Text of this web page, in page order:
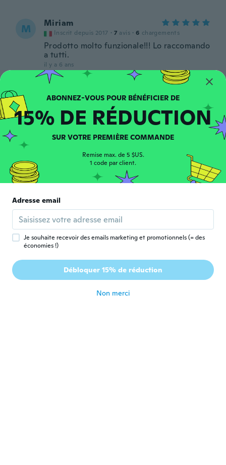
M Miriam
Inscrit depuis 2017 · 7 avis · 6 chargements
Prodotto molto funzionale!!! Lo raccomando
a tutti.
il y a 6 ans
利 利之
il y a 6 ans
S Sandra
Inscrit depuis 2019 · 3 avis · 1 chargements
Achei o produto muito pequeno e demorou
mais de um mês pra chegar no meu
endereço, muito demorado a entrega.😏
N Noa
Inscrit depuis 2018 · 266 avis · 72 chargements
il y a 6 ans
J Jennifer
Inscrit depuis 2017 · 17 avis · 1 chargements
15% DE RÉDUCTION
SUR VOTRE PREMIÈRE COMMANDE
Remise max. de 5 $US.
1 code par client.
Adresse email
Je souhaite recevoir des emails marketing et promotionnels (= des
économies !)
Débloquer 15% de réduction
Non merci